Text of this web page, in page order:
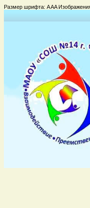
Размер шрифта: AAA